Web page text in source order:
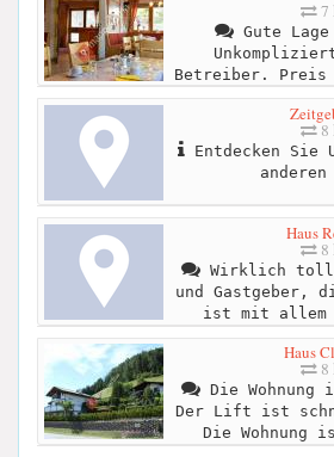
7
Gute Lage
Betreiber.
8
Entdecken Sie
Haus
8
Wirklich tolle
und Gastgeber,
ist mit allem
Haus
8
Die Wohnung
Der Lift ist
Die Wohnung